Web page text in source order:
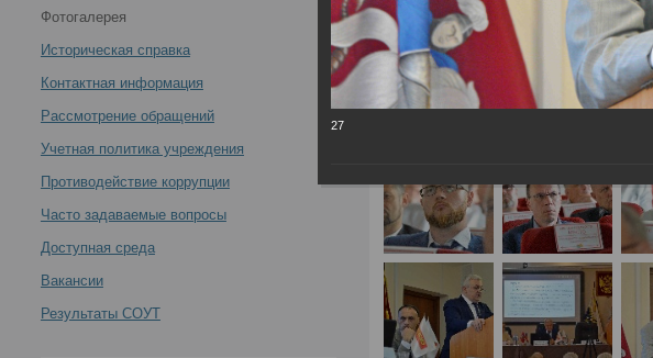
экспертиза» 28 мая 2021 года -
Итоги заседания профильной комиссии Минздрава России по
Фотогалерея
Историческая справка
Контактная информация
Рассмотрение обращений
Учетная политика учреждения
Противодействие коррупции
Часто задаваемые вопросы
Доступная среда
Вакансии
Результаты СОУТ
27